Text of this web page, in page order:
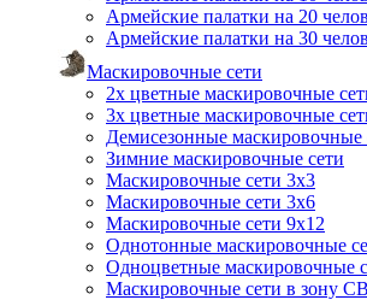
Армейские палатки на 20
Армейские палатки на 30
Маскировочные сети
2х цветные маскировочные
3х цветные маскировочные
Демисезонные маскировочные
Зимние маскировочные сети
Маскировочные сети 3х3
Маскировочные сети 3х6
Маскировочные сети 9х12
Однотонные маскировочные
Одноцветные маскировочные
Маскировочные сети в зону